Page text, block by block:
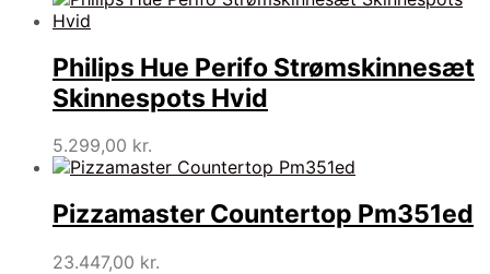
Philips Hue Perifo Strømskinnesæt
Skinnespots Hvid
5.299,00 kr.
Pizzamaster Countertop Pm351ed
23.447,00 kr.